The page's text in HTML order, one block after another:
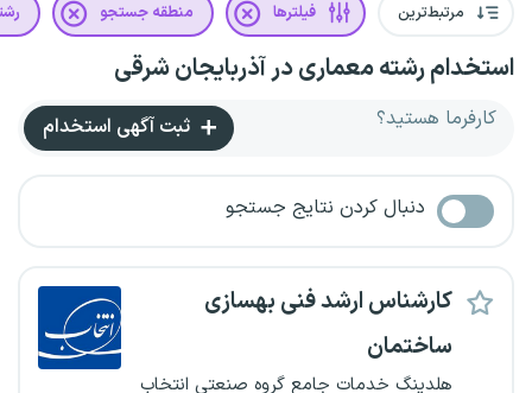
مرتبط‌ترین فیلترها منطقه جستجو
استخدام رشته معماری در آذربایجان شرقی
کارفرما هستید؟ ثبت آگهی استخدام
دنبال کردن نتایج جستجو
کارشناس ارشد فنی بهسازی
ساختمان
هلدینگ خدمات جامع گروه صنعتی انتخاب